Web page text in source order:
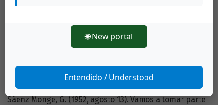
costarricenses, en el mes decisivo de la victoria. La
Quesada Ch., W. (1957, enero 12). Carta al Partido
Liberación Nacional. La Nación. Pp. 4.
Rancière, J. (2007). El desacuerdo. Política y filosofía.
Argentina: Nueva Visión.
Sáenz Monge, G. (1952, agosto 13). Vamos a tomar parte
🌐 New portal
Entendido / Understood